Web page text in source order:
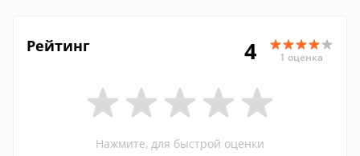
Рейтинг 4 1 оценка
Нажмите, для быстрой оценки